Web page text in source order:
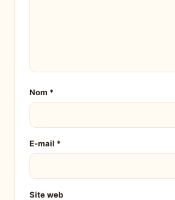
Nom *
E-mail *
Site web